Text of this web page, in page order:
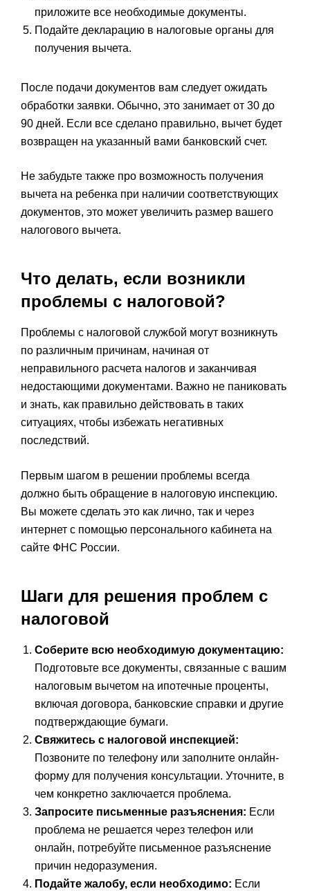
приложите все необходимые документы.
Подайте декларацию в налоговые органы для
получения вычета.
После подачи документов вам следует ожидать
обработки заявки. Обычно, это занимает от 30 до
90 дней. Если все сделано правильно, вычет будет
возвращен на указанный вами банковский счет.
Не забудьте также про возможность получения
вычета на ребенка при наличии соответствующих
документов, это может увеличить размер вашего
налогового вычета.
Что делать, если возникли
проблемы с налоговой?
Проблемы с налоговой службой могут возникнуть
по различным причинам, начиная от
неправильного расчета налогов и заканчивая
недостающими документами. Важно не паниковать
и знать, как правильно действовать в таких
ситуациях, чтобы избежать негативных
последствий.
Первым шагом в решении проблемы всегда
должно быть обращение в налоговую инспекцию.
Вы можете сделать это как лично, так и через
интернет с помощью персонального кабинета на
сайте ФНС России.
Шаги для решения проблем с
налоговой
Соберите всю необходимую документацию:
Подготовьте все документы, связанные с вашим
налоговым вычетом на ипотечные проценты,
включая договора, банковские справки и другие
подтверждающие бумаги.
Свяжитесь с налоговой инспекцией:
Позвоните по телефону или заполните онлайн-
форму для получения консультации. Уточните, в
чем конкретно заключается проблема.
Запросите письменные разъяснения: Если
проблема не решается через телефон или
онлайн, потребуйте письменное разъяснение
причин недоразумения.
Подайте жалобу, если необходимо: Если